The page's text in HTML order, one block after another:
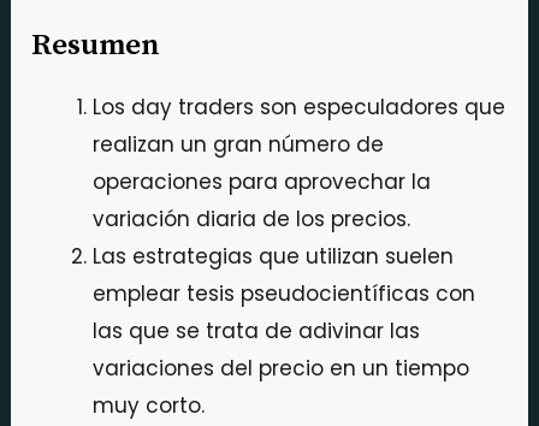
Resumen
Los day traders son especuladores que
realizan un gran número de
operaciones para aprovechar la
variación diaria de los precios.
Las estrategias que utilizan suelen
emplear tesis pseudocientíficas con
las que se trata de adivinar las
variaciones del precio en un tiempo
muy corto.